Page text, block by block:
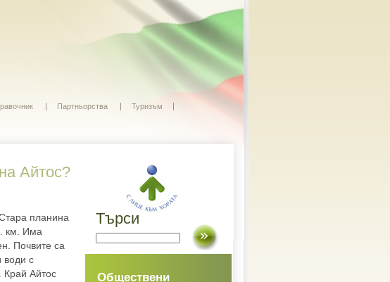
Партньорства Туризъм
Айтос?
планина
км. Има
Почвите са
води с
Край Айтос
Търси
Обществени